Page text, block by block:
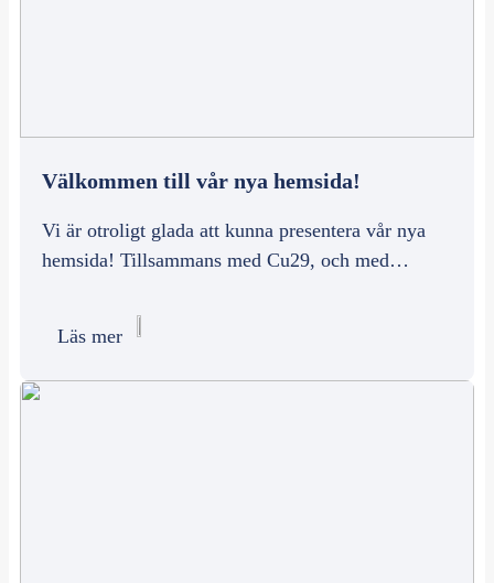
Välkommen till vår nya hemsida!
Vi är otroligt glada att kunna presentera vår nya
hemsida! Tillsammans med Cu29, och med…
Läs mer